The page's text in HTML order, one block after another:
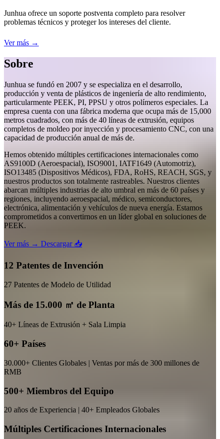
Junhua ofrece un soporte postventa completo para resolver
problemas técnicos y proteger los intereses del cliente.
Ver más →
Sobre
Junhua se fundó en 2007 y se especializa en el desarrollo,
producción y venta de plásticos de ingeniería de alto rendimiento,
particularmente PEEK, PI, PPSU y otros polímeros especiales. La
empresa cuenta con una fábrica moderna que ocupa más de 15,000
metros cuadrados, con más de 40 líneas de extrusión, equipos
completos de moldeo por inyección y procesamiento CNC, con una
capacidad de producción anual de más de.
Hemos obtenido múltiples certificaciones internacionales como
AS9100D (Aeroespacial), ISO9001, IATF1649 (Automotriz),
ISO13485 (Dispositivos Médicos), FDA, RoHS, REACH, SGS, y
nuestros productos son totalmente rastreables. Nuestros clientes
abarcan múltiples industrias de alto umbral en más de 60 países y
regiones, incluyendo aeroespacial, médico, semiconductores,
electrónica, alimentación y vehículos de nueva energía. Estamos
comprometidos a convertirnos en un líder global en soluciones de
PEEK.
Ver más → Descargar 📥
12 Patentes de Invención
27 Patentes de Modelo de Utilidad
Más de 15.000 ㎡ de Planta
40+ Líneas de Extrusión + Sala Limpia
60+ Países
30.000+ Clientes Globales | Ventas por más de 300 millones de
RMB
500+ Miembros del Equipo
20 años de Experiencia | 40+ Empleados Globales
Múltiples Certificaciones Internacionales